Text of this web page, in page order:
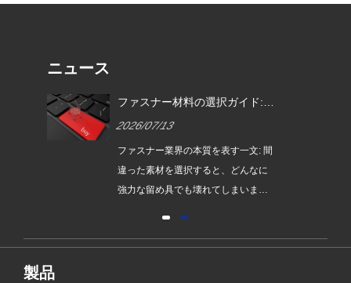
ニュース
ファスナー材料の選択ガイド:
強度を決定し、表面処理は耐用
年数を決定します。
2026/07/13
ファスナー業界の本質を表す一文: 間
違った素材を選択すると、どんなに
強力な留め具でも壊れてしまいま
なる虚偽の主張にすぎません。 表面
製品